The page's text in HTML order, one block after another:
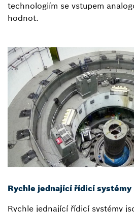
technologiím se vstupem
hodnot.
Rychle jednající řídicí systémy
Rychle jednající řídicí systémy